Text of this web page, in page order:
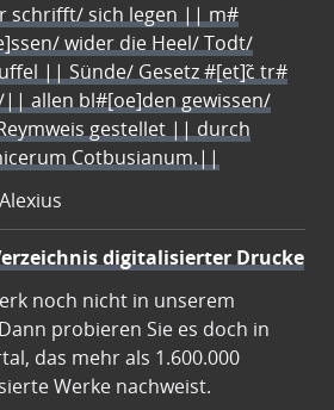
schrifft/ sich legen || m#
wider die Heel/ Todt/
|| Sünde/ Gesetz #[et]c̃ tr#
|| allen bl#[oe]den gewissen/
gestellet || durch
Cotbusianum.||
digitalisierter Drucke
noch nicht in unserem
probieren Sie es doch in
das mehr als 1.600.000
Werke nachweist.